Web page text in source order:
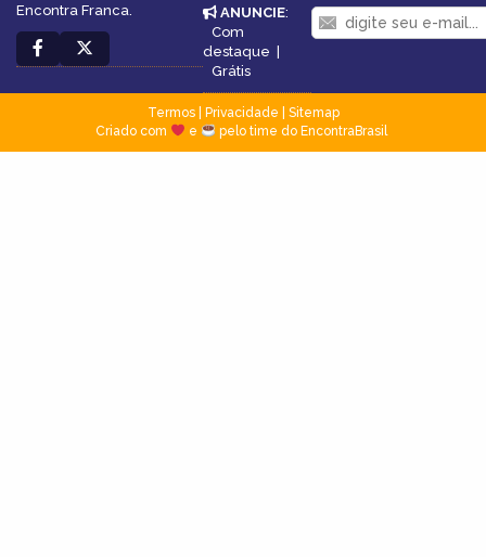
Encontra Franca.
ANUNCIE:
Com
destaque |
Grátis
Termos| Privacidade
Sitemap
Criado com
e pelo time do EncontraBrasil